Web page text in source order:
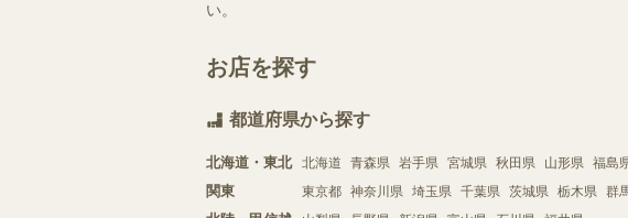
い。
お店を探す
都道府県から探す
北海道・東北 北海道 青森県 岩手県 宮城県 秋田県 山形県 福島
関東 東京都 神奈川県 埼玉県 千葉県 茨城県 栃木県 群